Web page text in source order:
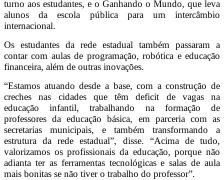
turno aos estudantes, e o Ganhando o Mundo, que leva
alunos da escola pública para um intercâmbio
internacional.
Os estudantes da rede estadual também passaram a
contar com aulas de programação, robótica e educação
financeira, além de outras inovações.
“Estamos atuando desde a base, com a construção de
creches nas cidades que têm deficit de vagas na
educação infantil, trabalhando na formação de
professores da educação básica, em parceria com as
secretarias municipais, e também transformando a
estrutura da rede estadual”, disse. “Acima de tudo,
valorizamos os profissionais da educação, porque não
adianta ter as ferramentas tecnológicas e salas de aula
mais bonitas se não tiver o trabalho do professor”.